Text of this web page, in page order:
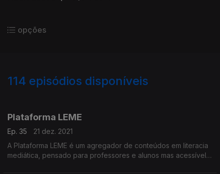
opções
114 episódios disponíveis
Plataforma LEME
Ep. 35
21 dez. 2021
A Plataforma LEME é um agregador de conteúdos em literacia
mediática, pensado para professores e alunos mas acessível